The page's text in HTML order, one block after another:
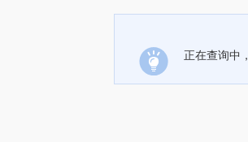
正在查询中